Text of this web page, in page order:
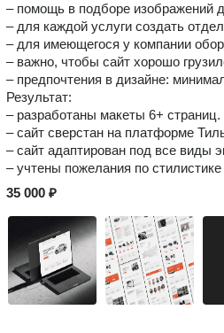
– помощь в подборе изображений
– для каждой услуги создать
– для имеющегося у компании
– важно, чтобы сайт хорошо
– предпочтения в дизайне:
Результат:
– разработаны макеты 6+ страниц.
– сайт сверстан на платформе
– сайт адаптирован под все виды
– учтены пожелания по
35 000 ₽